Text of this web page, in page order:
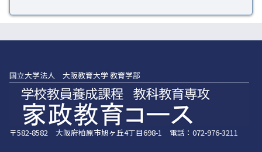
国立大学法人 大阪教育大学 教育学部
〒582-8582 大阪府柏原市旭ヶ丘4丁目698-1 電話：072-976-3211